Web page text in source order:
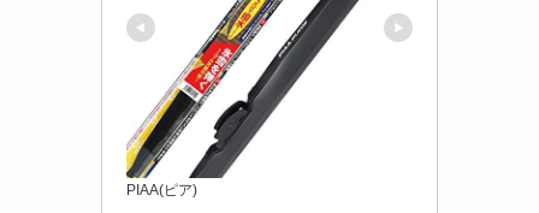
PIAA(ピア)